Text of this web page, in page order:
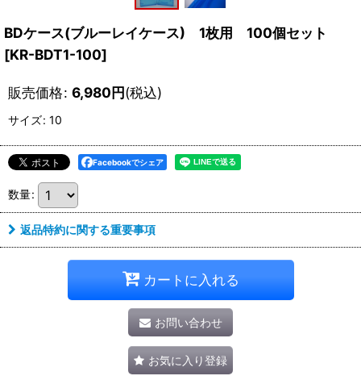
BDケース(ブルーレイケース) 1枚用 100個セット
[KR-BDT1-100]
販売価格: 6,980円(税込)
サイズ: 10
Facebookでシェア
数量:
返品特約に関する重要事項
カートに入れる
お問い合わせ
お気に入り登録